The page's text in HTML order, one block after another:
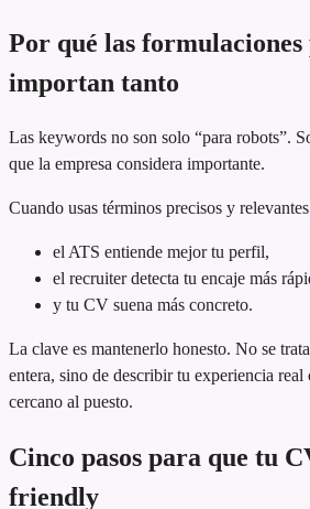
Por qué las formulaciones
importan tanto
Las keywords no son solo “para robots”.
que la empresa considera importante.
Cuando usas términos precisos y
el ATS entiende mejor tu perfil,
el recruiter detecta tu encaje más
y tu CV suena más concreto.
La clave es mantenerlo honesto. No se
entera, sino de describir tu experiencia
cercano al puesto.
Cinco pasos para que tu
friendly